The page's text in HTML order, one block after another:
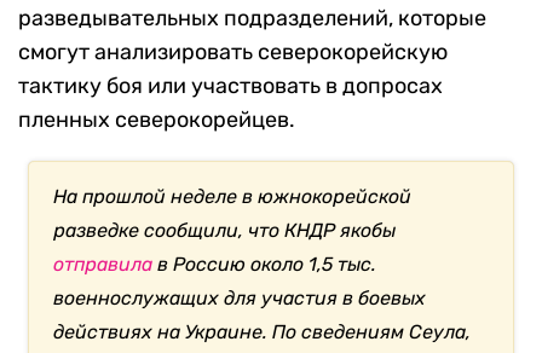
разведывательных подразделений, которые
смогут анализировать северокорейскую
тактику боя или участвовать в допросах
пленных северокорейцев.
На прошлой неделе в южнокорейской
разведке сообщили, что КНДР якобы
отправила в Россию около 1,5 тыс.
военнослужащих для участия в боевых
действиях на Украине. По сведениям Сеула,